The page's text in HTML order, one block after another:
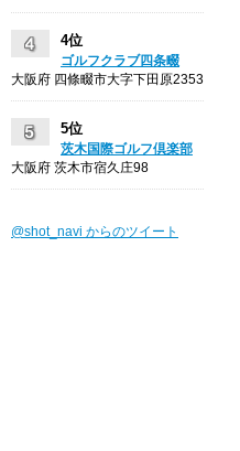
4位
ゴルフクラブ四条畷
大阪府 四條畷市大字下田原2353
5位
茨木国際ゴルフ倶楽部
大阪府 茨木市宿久庄98
@shot_navi からのツイート